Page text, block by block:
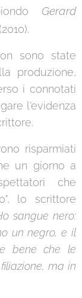
Gerard
sono state
produzione,
i connotati
l'evidenza
risparmiati
un giorno a
che
lo scrittore
sangue nero:
un negro, e il
bene che le
ma in